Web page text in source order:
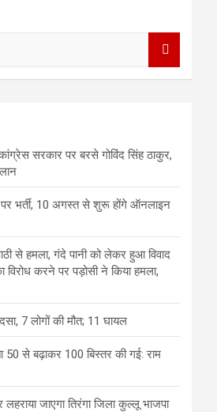
सरकार पर बरसे गोविंद सिंह ठाकुर,
पर भर्ती, 10 अगस्त से शुरू होंगे ऑनलाइन
से हमला, गंदे पानी को लेकर हुआ विवाद
विरोध करने पर पड़ोसी ने किया हमला,
7 लोगों की मौत; 11 घायल
50 से बढ़ाकर 100 बिस्तर की गई: राम
जाएगा तिरंगा जिला कुल्लू भाजपा